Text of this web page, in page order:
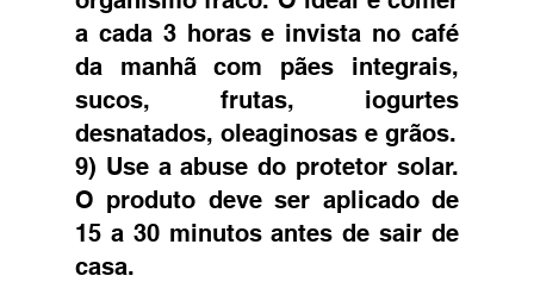
a cada 3 horas e invista no café
da manhã com pães integrais,
sucos, frutas, iogurtes
9) Use a abuse do protetor solar.
O produto deve ser aplicado de
15 a 30 minutos antes de sair de
casa.